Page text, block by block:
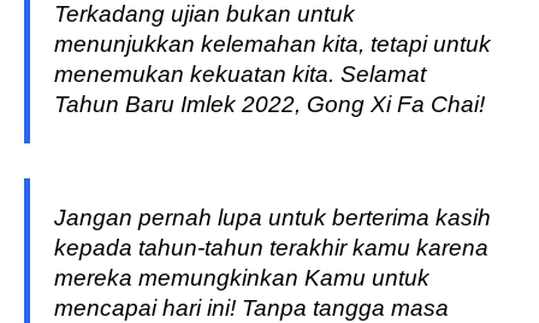
Terkadang ujian bukan untuk
menunjukkan kelemahan kita, tetapi untuk
menemukan kekuatan kita. Selamat
Tahun Baru Imlek 2022, Gong Xi Fa Chai!
Jangan pernah lupa untuk berterima kasih
kepada tahun-tahun terakhir kamu karena
mereka memungkinkan Kamu untuk
mencapai hari ini! Tanpa tangga masa